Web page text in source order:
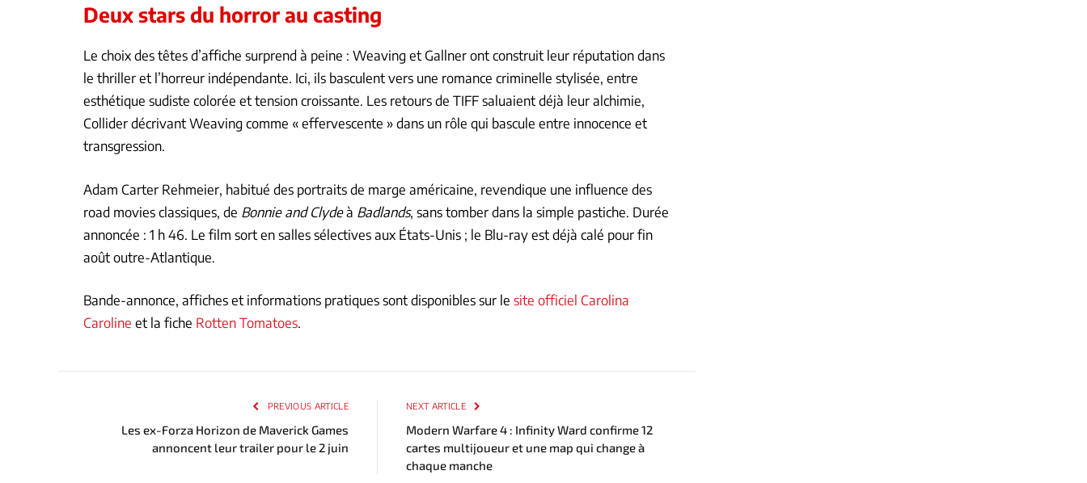
Deux stars du horror au casting
Le choix des têtes d’affiche surprend à peine : Weaving et Gallner ont construit leur réputation dans
le thriller et l’horreur indépendante. Ici, ils basculent vers une romance criminelle stylisée, entre
esthétique sudiste colorée et tension croissante. Les retours de TIFF saluaient déjà leur alchimie,
Collider décrivant Weaving comme « effervescente » dans un rôle qui bascule entre innocence et
transgression.
Adam Carter Rehmeier, habitué des portraits de marge américaine, revendique une influence des
road movies classiques, de Bonnie and Clydeà Badlands, sans tomber dans la simple pastiche. Durée
annoncée : 1 h 46. Le film sort en salles sélectives aux États-Unis ; le Blu-ray est déjà calé pour fin
août outre-Atlantique.
Bande-annonce, affiches et informations pratiques sont disponibles sur le site officiel Carolina
Caroline et la fiche Rotten Tomatoes.
PREVIOUS ARTICLE
Les ex-Forza Horizon de Maverick Games
annoncent leur trailer pour le 2 juin
NEXT ARTICLE
Modern Warfare 4 : Infinity Ward confirme 12
cartes multijoueur et une map qui change à
chaque manche